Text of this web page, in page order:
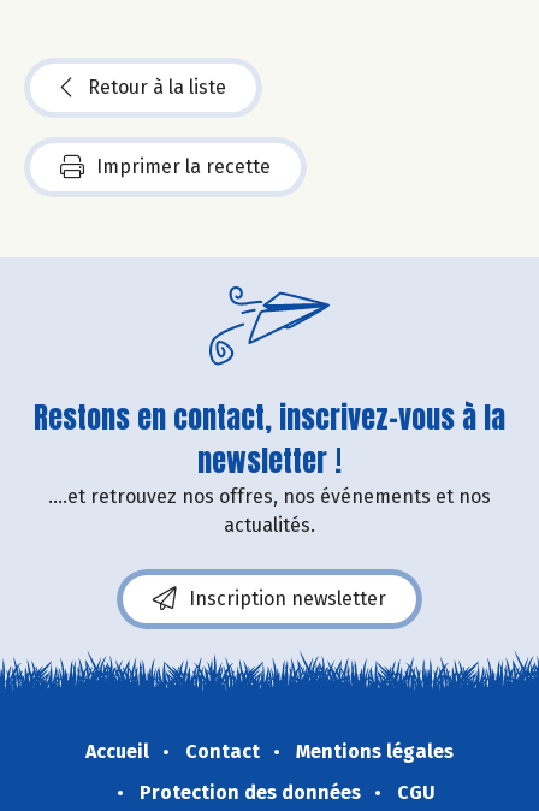
Retour à la liste
Imprimer la recette
Restons en contact, inscrivez-vous à la
newsletter !
....et retrouvez nos offres, nos événements et nos
actualités.
Inscription newsletter
Accueil Contact
Mentions légales
Protection des données
CGU